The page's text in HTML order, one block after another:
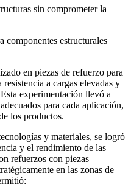
sin comprometer la
componentes estructurales
en piezas de refuerzo para
a cargas elevadas y
experimentación llevó a
para cada aplicación,
los productos.
y materiales, se logró
y el rendimiento de las
refuerzos con piezas
en las zonas de